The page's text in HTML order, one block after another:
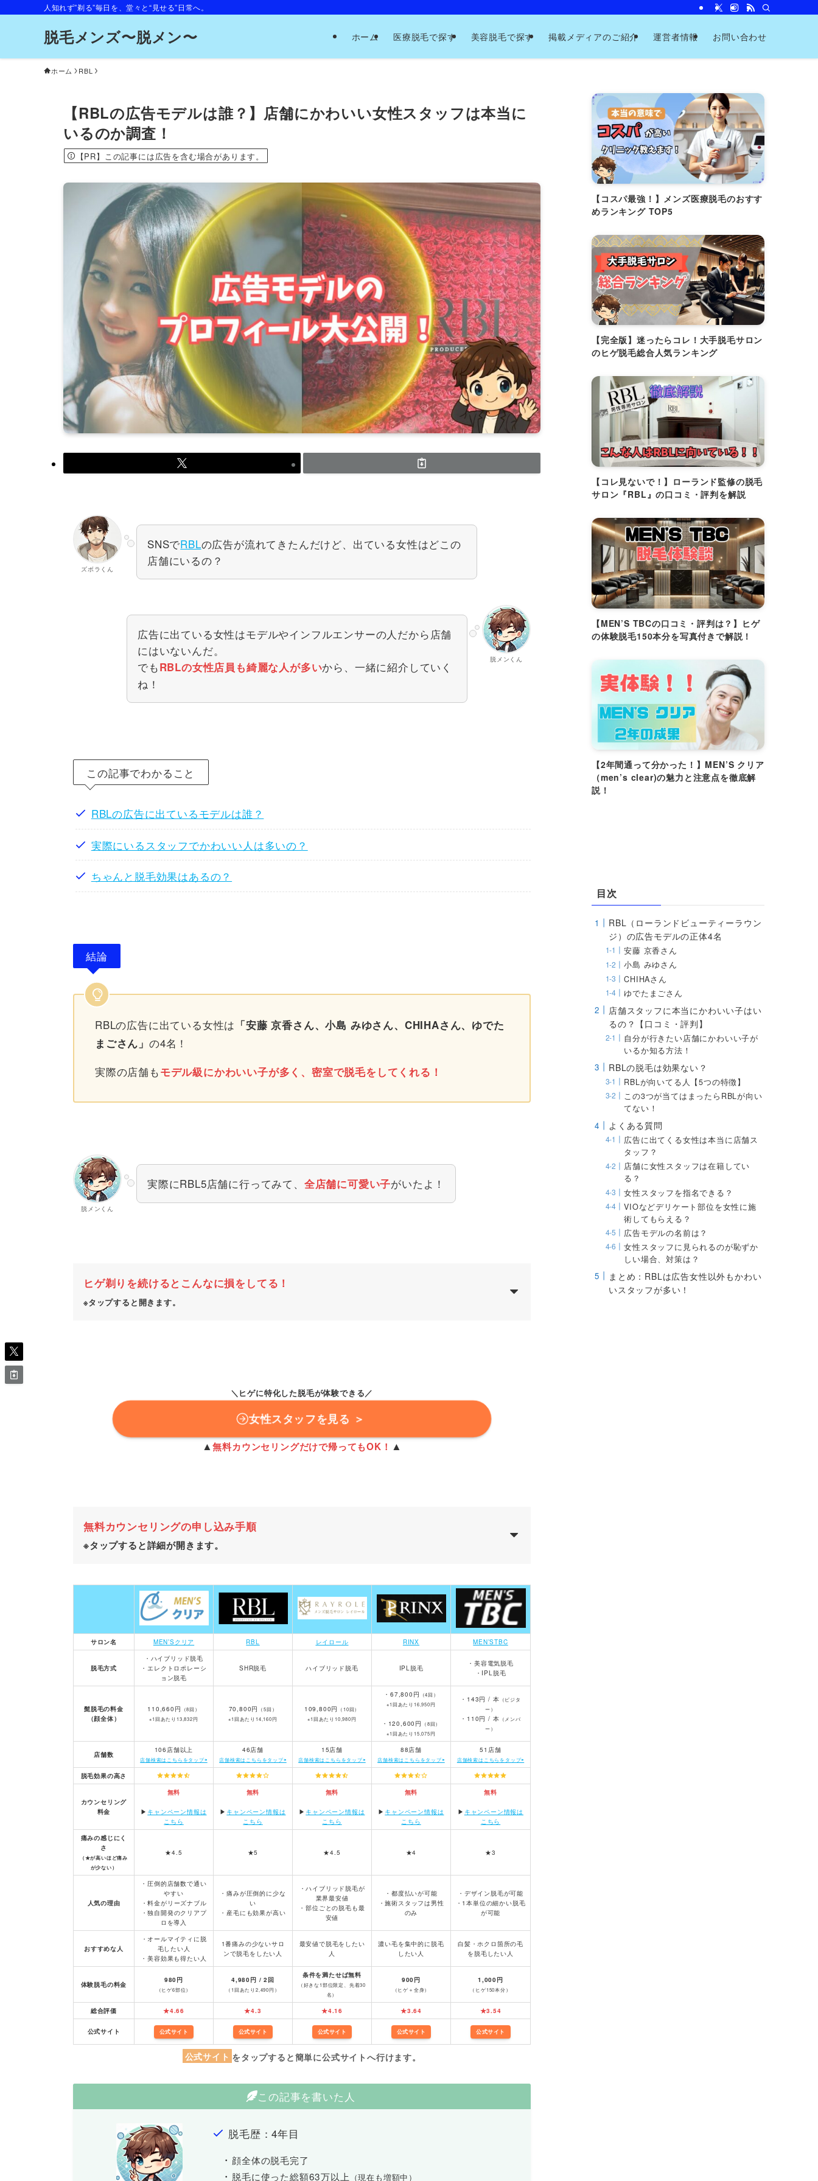
人知れず”剃る”毎日を、堂々と“見せる”日常へ。
脱毛メンズ〜脱メン〜 ホーム 医療脱毛で探す 美容脱毛で探す 掲載メディアのご紹介 運営者情報 お問い合わせ
ホーム RBL
【RBLの広告モデルは誰？】店舗にかわいい女性スタッフは本当に
いるのか調査！
【PR】この記事には広告を含む場合があります。
ズボラくん
SNSでRBLの広告が流れてきたんだけど、出ている女性はどこの
店舗にいるの？
脱メンくん
広告に出ている女性はモデルやインフルエンサーの人だから店舗
にはいないんだ。
でもRBLの女性店員も綺麗な人が多いから、一緒に紹介していく
ね！
この記事でわかること
RBLの広告に出ているモデルは誰？
実際にいるスタッフでかわいい人は多いの？
ちゃんと脱毛効果はあるの？
結論
RBLの広告に出ている女性は 「安藤 京香さん、小島 みゆさん、CHIHAさん、ゆでた
まごさん」 の4名！
実際の店舗もモデル級にかわいい子が多く、密室で脱毛をしてくれる！
脱メンくん
実際にRBL5店舗に行ってみて、 全店舗に可愛い子がいたよ！
ヒゲ剃りを続けるとこんなに損をしてる！
※タップすると開きます。
＼ヒゲに特化した脱毛が体験できる／
女性スタッフを見る ＞
▲無料カウンセリングだけで帰ってもOK！ ▲
無料カウンセリングの申し込み手順
※タップすると詳細が開きます。
サロン名 MEN’Sクリア RBL レイロール RINX MEN’STBC
脱毛方式
・ハイブリッド脱毛
・エレクトロポレーシ
ョン脱毛
SHR脱毛 ハイブリッド脱毛 IPL脱毛
・美容電気脱毛
・IPL脱毛
髭脱毛の料金
（顔全体）
110,660円
（8回）
※1回あたり13,832円
70,800円
（5回）
※1回あたり14,160円
109,800円
（10回）
※1回あたり10,980円
・67,800円
（4回）
※1回あたり16,950円
・120,600円
（8回）
※1回あたり15,075円
・143円 / 本 （ビジタ
ー）
・110円 / 本 （メンバ
ー）
店舗数
106店舗以上
店舗検索はこちらをタップ⇦
46店舗
店舗検索はこちらをタップ⇦
15店舗
店舗検索はこちらをタップ⇦
88店舗
店舗検索はこちらをタップ⇦
51店舗
店舗検索はこちらをタップ⇦
脱毛効果の高さ
カウンセリング
料金
無料
▶︎ キャンペーン情報は
こちら
無料
▶︎ キャンペーン情報は
こちら
無料
▶︎ キャンペーン情報は
こちら
無料
▶︎ キャンペーン情報は
こちら
無料
▶︎ キャンペーン情報は
こちら
痛みの感じにく
さ
（★が高いほど痛み
が少ない）
★4.5 ★5 ★4.5 ★4 ★3
人気の理由
・圧倒的店舗数で通い
やすい
・料金がリーズナブル
・独自開発のクリアプ
ロを導入
・痛みが圧倒的に少な
い
・産毛にも効果が高い
・ハイブリッド脱毛が
業界最安値
・部位ごとの脱毛も最
安値
・都度払いが可能
・施術スタッフは男性
のみ
・デザイン脱毛が可能
・1本単位の細かい脱毛
が可能
おすすめな人
・オールマイティに脱
毛したい人
・美容効果も得たい人
1番痛みの少ないサロ
ンで脱毛をしたい人
最安値で脱毛をしたい
人
濃い毛を集中的に脱毛
したい人
白髪・ホクロ箇所の毛
を脱毛したい人
体験脱毛の料金
980円
（ヒゲ6部位）
4,980円 / 2回
（1回あたり2,490円）
条件を満たせば無料
（好きな1部位限定、先着30
名）
900円
（ヒゲ＋全身）
1,000円
（ヒゲ150本分）
総合評価 ★4.66 ★4.3 ★4.16 ★3.64 ★3.54
公式サイト 公式サイト 公式サイト 公式サイト 公式サイト 公式サイト
公式サイト をタップすると簡単に公式サイトへ行けます。
この記事を書いた人
脱毛歴：4年目
・ 顔全体の脱毛完了
・ 脱毛に使った総額63万以上 （現在も増額中）
【コスパ最強！】メンズ医療脱毛のおすす
めランキング TOP5
【完全版】迷ったらコレ！大手脱毛サロン
のヒゲ脱毛総合人気ランキング
【コレ見ないで！】ローランド監修の脱毛
サロン『RBL』の口コミ・評判を解説
【MEN’S TBCの口コミ・評判は？】ヒゲ
の体験脱毛150本分を写真付きで解説！
【2年間通って分かった！】MEN’S クリア
（men’s clear)の魅力と注意点を徹底解
説！
目次
RBL（ローランドビューティーラウン
ジ）の広告モデルの正体4名
安藤 京香さん
小島 みゆさん
CHIHAさん
ゆでたまごさん
店舗スタッフに本当にかわいい子はい
るの？【口コミ・評判】
自分が行きたい店舗にかわいい子が
いるか知る方法！
RBLの脱毛は効果ない？
RBLが向いてる人【5つの特徴】
この3つが当てはまったらRBLが向い
てない！
よくある質問
広告に出てくる女性は本当に店舗ス
タッフ？
店舗に女性スタッフは在籍してい
る？
女性スタッフを指名できる？
VIOなどデリケート部位を女性に施
術してもらえる？
広告モデルの名前は？
女性スタッフに見られるのが恥ずか
しい場合、対策は？
まとめ：RBLは広告女性以外もかわい
いスタッフが多い！